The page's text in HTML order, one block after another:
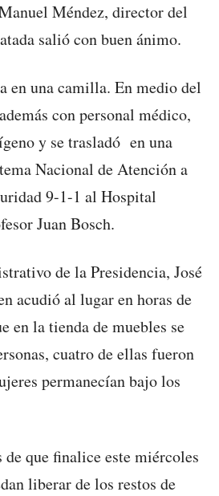
Méndez, director del
salió con buen ánimo.
en una camilla. En medio del
con personal médico,
y se trasladó en una
Nacional de Atención a
9-1-1 al Hospital
Juan Bosch.
de la Presidencia, José
acudió al lugar en horas de
en la tienda de muebles se
cuatro de ellas fueron
permanecían bajo los
de que finalice este miércoles
liberar de los restos de